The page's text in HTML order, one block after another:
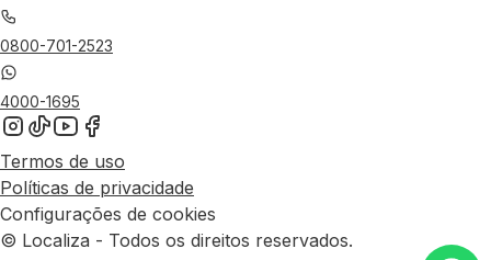
0800-701-2523
4000-1695
Termos de uso
Políticas de privacidade
Configurações de cookies
© Localiza - Todos os direitos reservados.